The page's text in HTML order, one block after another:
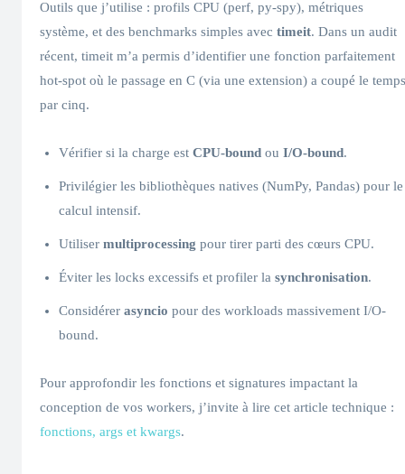
Outils que j’utilise : profils CPU (perf, py-spy), métriques
système, et des benchmarks simples avec timeit. Dans un audit
récent, timeit m’a permis d’identifier une fonction parfaitement
hot-spot où le passage en C (via une extension) a coupé le temps
par cinq.
Vérifier si la charge est CPU-bound ou I/O-bound.
Privilégier les bibliothèques natives (NumPy, Pandas) pour le
calcul intensif.
Utiliser multiprocessing pour tirer parti des cœurs CPU.
Éviter les locks excessifs et profiler la synchronisation.
Considérer asyncio pour des workloads massivement I/O-
bound.
Pour approfondir les fonctions et signatures impactant la
conception de vos workers, j’invite à lire cet article technique :
fonctions, args et kwargs.